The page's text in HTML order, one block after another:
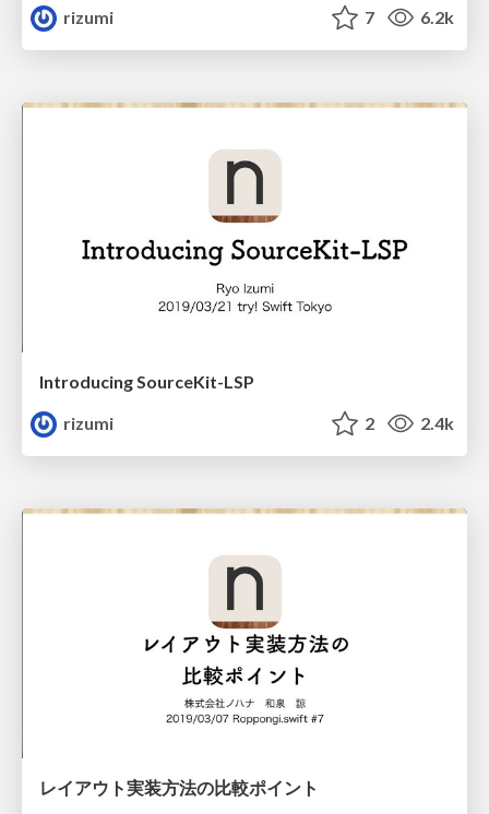
rizumi
7 6.2k
Introducing SourceKit-LSP
rizumi
2 2.4k
レイアウト実装方法の比較ポイント